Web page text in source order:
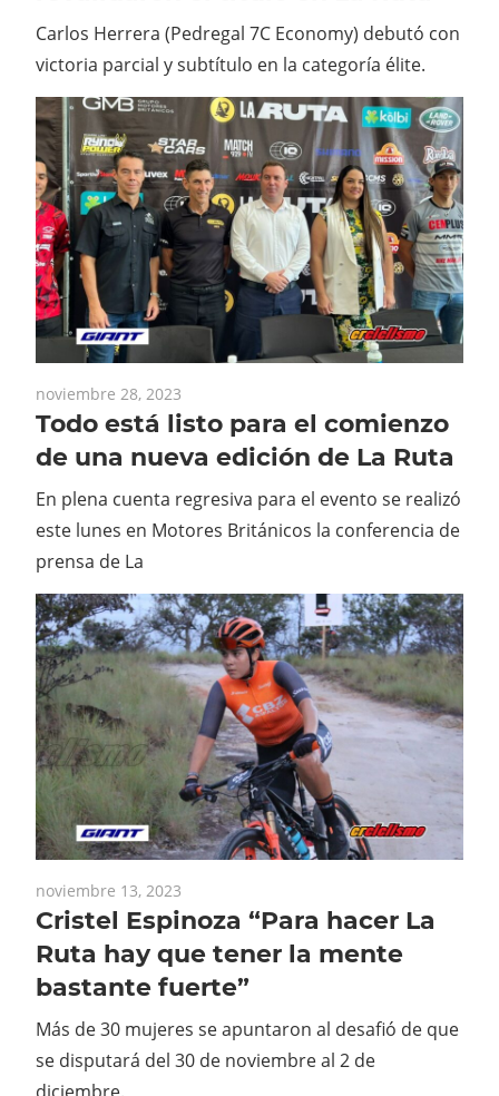
Carlos Herrera (Pedregal 7C Economy) debutó con
victoria parcial y subtítulo en la categoría élite.
noviembre 28, 2023
Todo está listo para el comienzo
de una nueva edición de La Ruta
En plena cuenta regresiva para el evento se realizó
este lunes en Motores Británicos la conferencia de
prensa de La
noviembre 13, 2023
Cristel Espinoza “Para hacer La
Ruta hay que tener la mente
bastante fuerte”
Más de 30 mujeres se apuntaron al desafió de que
se disputará del 30 de noviembre al 2 de